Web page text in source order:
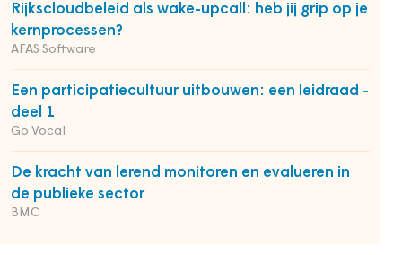
Rijkscloudbeleid als wake-upcall: heb jij grip op je
kernprocessen?
AFAS Software
Een participatiecultuur uitbouwen: een leidraad -
deel 1
Go Vocal
De kracht van lerend monitoren en evalueren in
de publieke sector
BMC